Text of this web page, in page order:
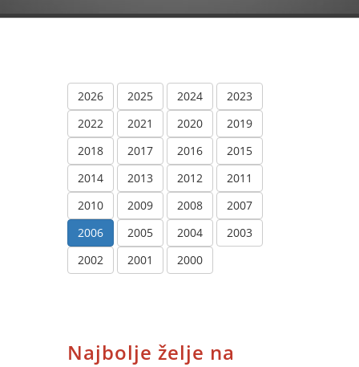
2026 2025 2024
2023
2022
2021 2020
2019
2018
2017 2016
2015
2014
2013 2012
2011
2010
2009 2008
2007
2006
2005 2004
2003
2002
2001 2000
Najbolje želje na